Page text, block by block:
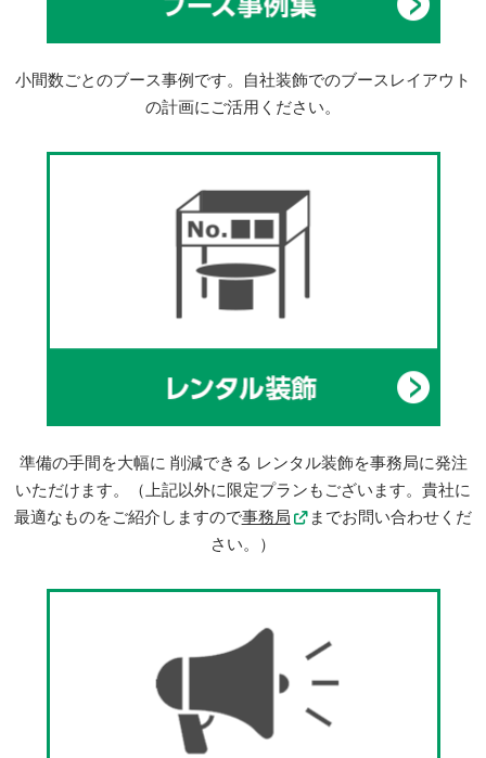
小間数ごとのブース事例です。自社装飾でのブースレイアウト
の計画にご活用ください。
準備の手間を大幅に 削減できる レンタル装飾を事務局に発注
いただけます。（上記以外に限定プランもございます。貴社に
最適なものをご紹介しますので事務局
までお問い合わせくだ
さい。）